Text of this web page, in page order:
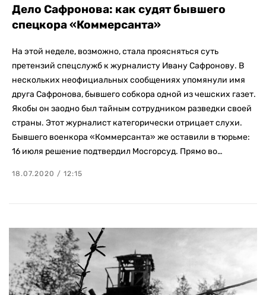
Дело Сафронова: как судят бывшего
спецкора «Коммерсанта»
На этой неделе, возможно, стала проясняться суть
претензий спецслужб к журналисту Ивану Сафронову. В
нескольких неофициальных сообщениях упомянули имя
друга Сафронова, бывшего собкора одной из чешских газет.
Якобы он заодно был тайным сотрудником разведки своей
страны. Этот журналист категорически отрицает слухи.
Бывшего военкора «Коммерсанта» же оставили в тюрьме:
16 июля решение подтвердил Мосгорсуд. Прямо во…
18.07.2020 / 12:15